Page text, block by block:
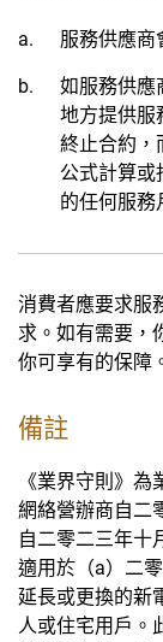
服務供應商
如服務供應
地方提供服
終止合約，
公式計算或
的任何服務
消費者應要求服
求。如有需要，
你可享有的保障
備註
《業界守則》
網絡營辦商自二
自二零二三年十
適用於（a）二
延長或更換的新
人或住宅用戶。